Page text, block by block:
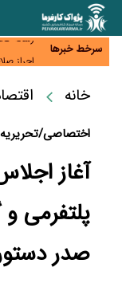
سرخط خبرها
هشدار
رسانه
سرلوحه
نشده
به چه
خانه
اختصاصی/تحریریه
پلتفرمی
صدر دستور کار ۱۸۷